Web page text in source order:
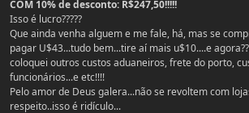
COM 10% de desconto: R$247,50!!!!!
Isso é lucro?????
Que ainda venha alguem e me fale, há, mas se
pagar U$43...tudo bem...tire aí mais u$10....e
coloquei outros custos aduaneiros, frete do porto,
funcionários...e etc!!!!
Pelo amor de Deus galera...não se revoltem com
respeito..isso é ridículo...